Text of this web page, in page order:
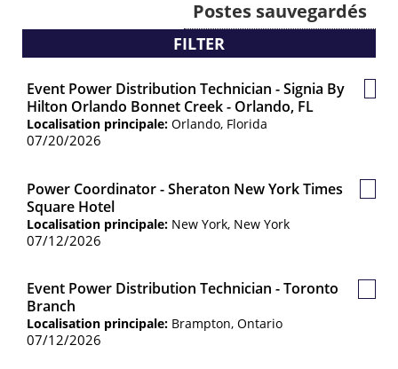
Postes sauvegardés
FILTER
Event Power Distribution Technician - Signia By
Hilton Orlando Bonnet Creek - Orlando, FL
Localisation principale: Orlando, Florida
07/20/2026
Power Coordinator - Sheraton New York Times
Square Hotel
Localisation principale: New York, New York
07/12/2026
Event Power Distribution Technician - Toronto
Branch
Localisation principale: Brampton, Ontario
07/12/2026